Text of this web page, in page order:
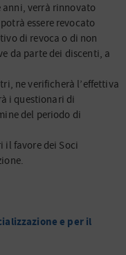
anni, verrà rinnovato
essere revocato
di revoca o di non
da parte dei discenti, a
ne verificherà l’effettiva
i questionari di
del periodo di
il favore dei Soci
e per il